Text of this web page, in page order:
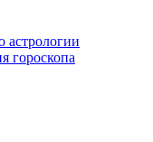
астрологии
гороскопа